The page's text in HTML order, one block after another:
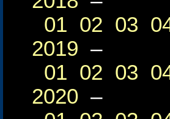
01 02 03
2019 –
01 02 03
2020 –